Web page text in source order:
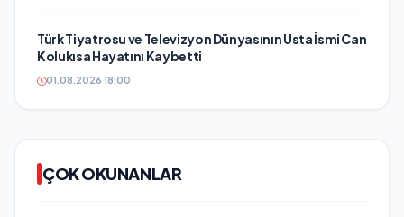
Türk Tiyatrosu ve Televizyon Dünyasının Usta İsmi Can
Kolukısa Hayatını Kaybetti
01.08.2026 18:00
ÇOK OKUNANLAR